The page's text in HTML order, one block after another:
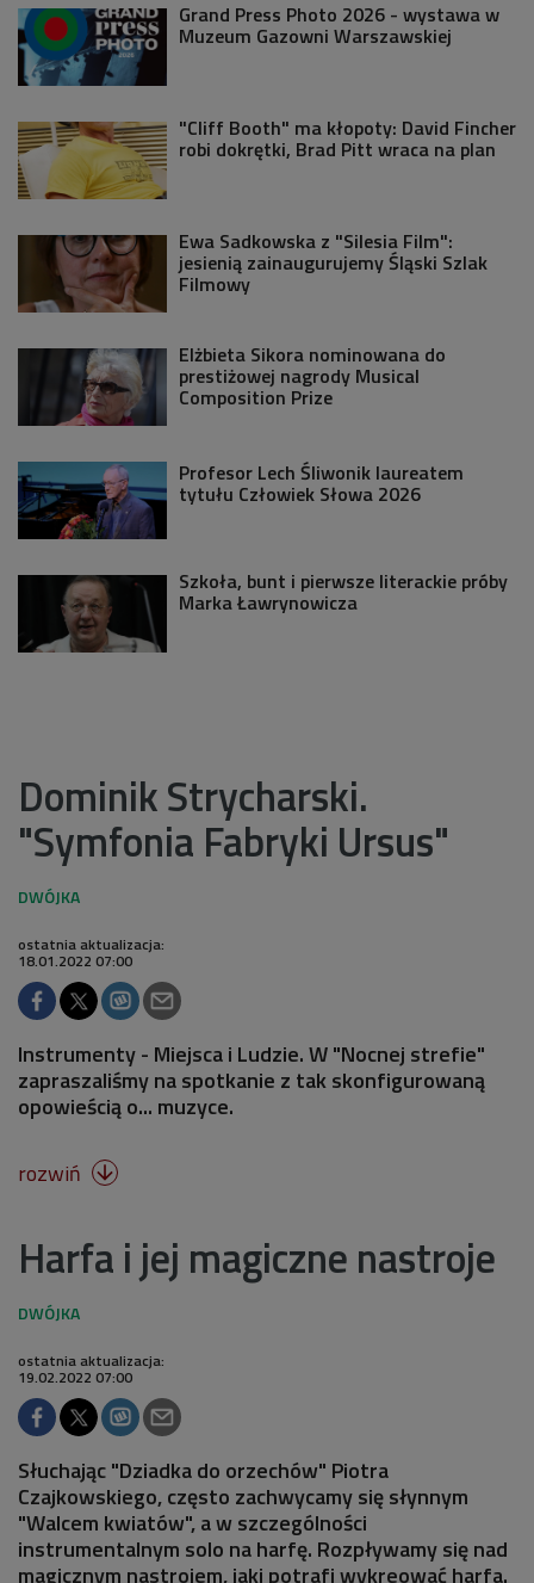
Grand Press Photo 2026 - wystawa w
Muzeum Gazowni Warszawskiej
"Cliff Booth" ma kłopoty: David Fincher
robi dokrętki, Brad Pitt wraca na plan
Ewa Sadkowska z "Silesia Film":
jesienią zainaugurujemy Śląski Szlak
Filmowy
Elżbieta Sikora nominowana do
prestiżowej nagrody Musical
Composition Prize
Profesor Lech Śliwonik laureatem
tytułu Człowiek Słowa 2026
Szkoła, bunt i pierwsze literackie próby
Marka Ławrynowicza
Dominik Strycharski.
"Symfonia Fabryki Ursus"
ostatnia aktualizacja:
18.01.2022 07:00
Instrumenty - Miejsca i Ludzie. W "Nocnej strefie"
zapraszaliśmy na spotkanie z tak skonfigurowaną
opowieścią o... muzyce.
rozwiń 
Harfa i jej magiczne nastroje
ostatnia aktualizacja:
19.02.2022 07:00
Słuchając "Dziadka do orzechów" Piotra
Czajkowskiego, często zachwycamy się słynnym
"Walcem kwiatów", a w szczególności
instrumentalnym solo na harfę. Rozpływamy się nad
magicznym nastrojem, jaki potrafi wykreować harfa.